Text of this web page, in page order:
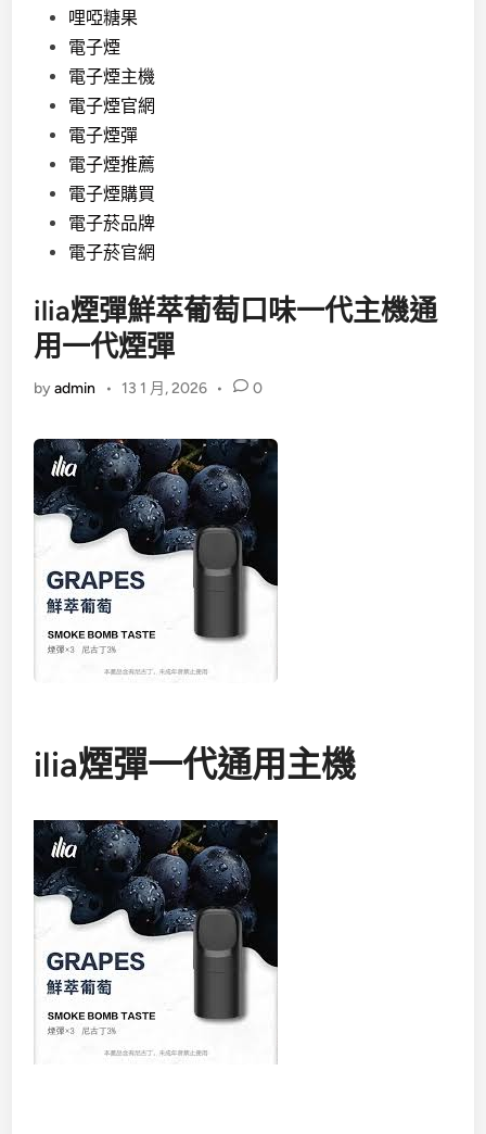
哩啞糖果
電子煙
電子煙主機
電子煙官網
電子煙彈
電子煙推薦
電子煙購買
電子菸品牌
電子菸官網
ilia煙彈鮮萃葡萄口味一代主機通
用一代煙彈
byadmin • 13 1 月, 2026 • 0
ilia煙彈一代通用主機